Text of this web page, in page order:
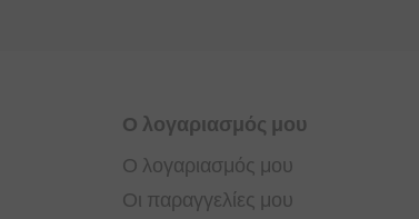
Ο λογαριασμός μου
Ο λογαριασμός μου
Οι παραγγελίες μου